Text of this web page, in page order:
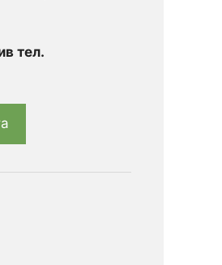
тел.